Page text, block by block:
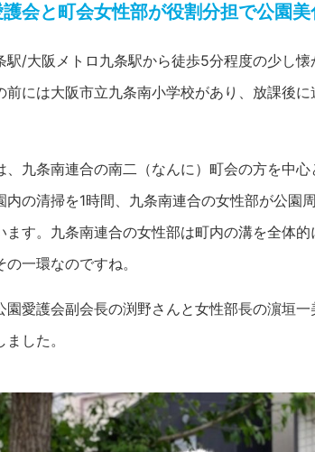
会と町会女性部が役割分担で公園美
駅/大阪メトロ九条駅から徒歩5分程度の少し
前には大阪市立九条南小学校があり、放課後
、九条南連合の南二（なんに）町会の方を中
内の清掃を1時間、九条南連合の女性部が公園
ます。九条南連合の女性部は町内の溝を全体
の一環なのですね。
園愛護会副会長の渕野さんと女性部長の濵垣
した。